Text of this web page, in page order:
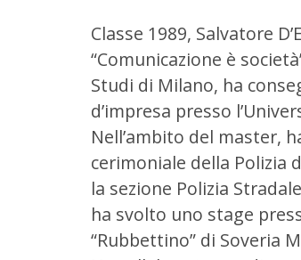
Classe 1989, Salvatore
“Comunicazione è
Studi di Milano, ha
d’impresa presso
Nell’ambito del master,
cerimoniale della Polizia
la sezione Polizia
ha svolto uno stage
“Rubbettino” di Soveria